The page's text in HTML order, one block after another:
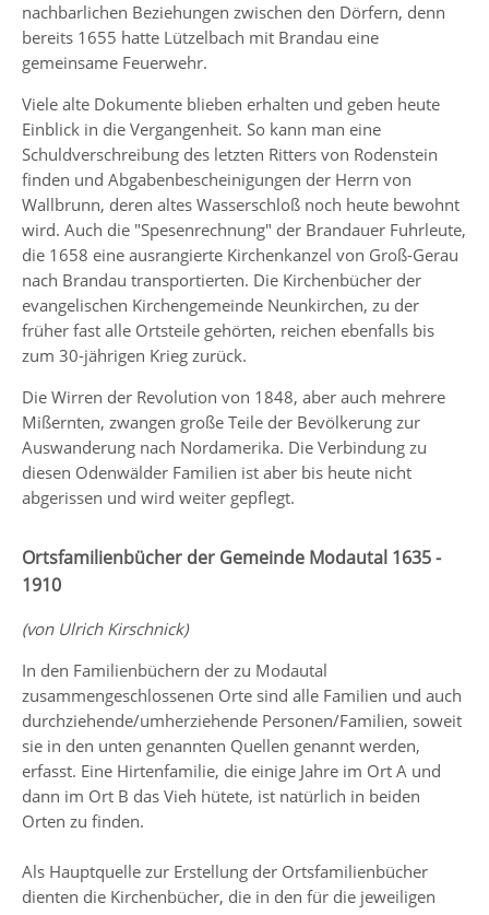
nachbarlichen Beziehungen zwischen den Dörfern, denn
bereits 1655 hatte Lützelbach mit Brandau eine
gemeinsame Feuerwehr.
Viele alte Dokumente blieben erhalten und geben heute
Einblick in die Vergangenheit. So kann man eine
Schuldverschreibung des letzten Ritters von Rodenstein
finden und Abgabenbescheinigungen der Herrn von
Wallbrunn, deren altes Wasserschloß noch heute bewohnt
wird. Auch die "Spesenrechnung" der Brandauer Fuhrleute,
die 1658 eine ausrangierte Kirchenkanzel von Groß-Gerau
nach Brandau transportierten. Die Kirchenbücher der
evangelischen Kirchengemeinde Neunkirchen, zu der
früher fast alle Ortsteile gehörten, reichen ebenfalls bis
zum 30-jährigen Krieg zurück.
Die Wirren der Revolution von 1848, aber auch mehrere
Mißernten, zwangen große Teile der Bevölkerung zur
Auswanderung nach Nordamerika. Die Verbindung zu
diesen Odenwälder Familien ist aber bis heute nicht
abgerissen und wird weiter gepflegt.
Ortsfamilienbücher der Gemeinde Modautal 1635 -
1910
(von Ulrich Kirschnick)
In den Familienbüchern der zu Modautal
zusammengeschlossenen Orte sind alle Familien und auch
durchziehende/umherziehende Personen/Familien, soweit
sie in den unten genannten Quellen genannt werden,
erfasst. Eine Hirtenfamilie, die einige Jahre im Ort A und
dann im Ort B das Vieh hütete, ist natürlich in beiden
Orten zu finden.
Als Hauptquelle zur Erstellung der Ortsfamilienbücher
dienten die Kirchenbücher, die in den für die jeweiligen